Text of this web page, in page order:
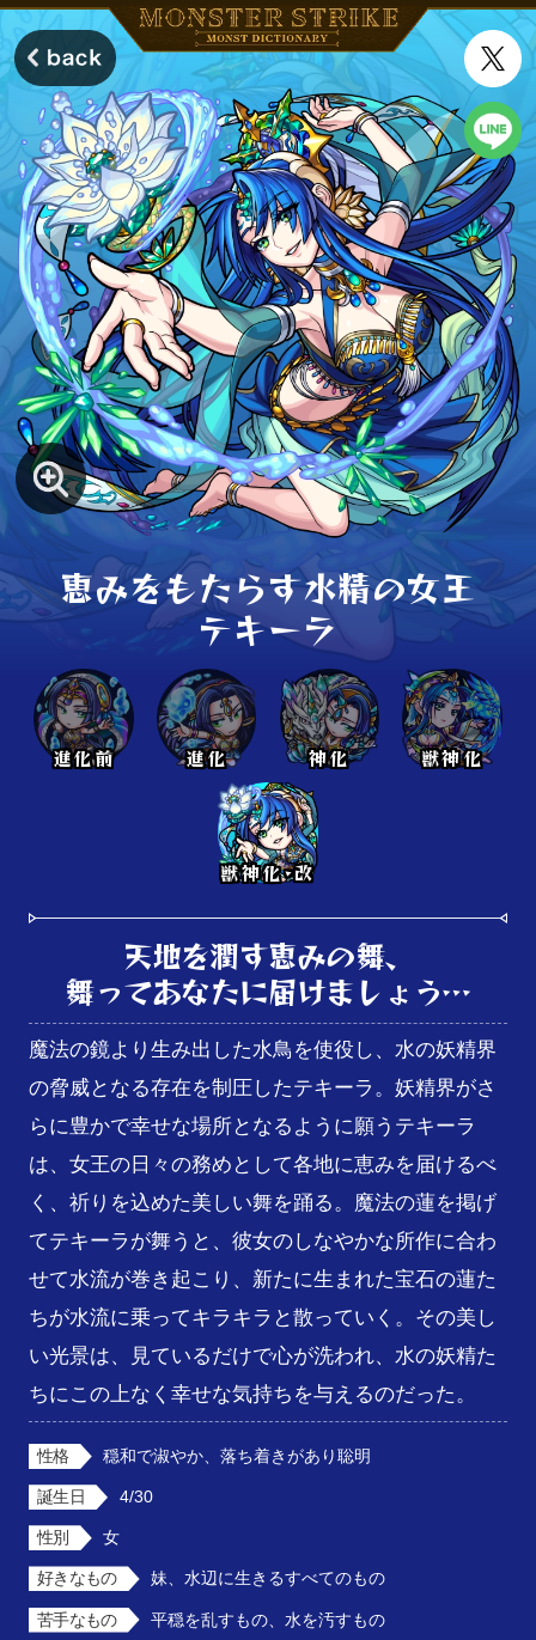
恵みをもたらす水精の女王
テキーラ
進化前 進化 神化 獣神化
獣神化･改
天地を潤す恵みの舞、
舞ってあなたに届けましょう…
魔法の鏡より生み出した水鳥を使役し、水の妖精界
の脅威となる存在を制圧したテキーラ。妖精界がさ
らに豊かで幸せな場所となるように願うテキーラ
は、女王の日々の務めとして各地に恵みを届けるべ
く、祈りを込めた美しい舞を踊る。魔法の蓮を掲げ
てテキーラが舞うと、彼女のしなやかな所作に合わ
せて水流が巻き起こり、新たに生まれた宝石の蓮た
ちが水流に乗ってキラキラと散っていく。その美し
い光景は、見ているだけで心が洗われ、水の妖精た
ちにこの上なく幸せな気持ちを与えるのだった。
性格 穏和で淑やか、落ち着きがあり聡明
誕生日 4/30
性別 女
好きなもの 妹、水辺に生きるすべてのもの
苦手なもの 平穏を乱すもの、水を汚すもの